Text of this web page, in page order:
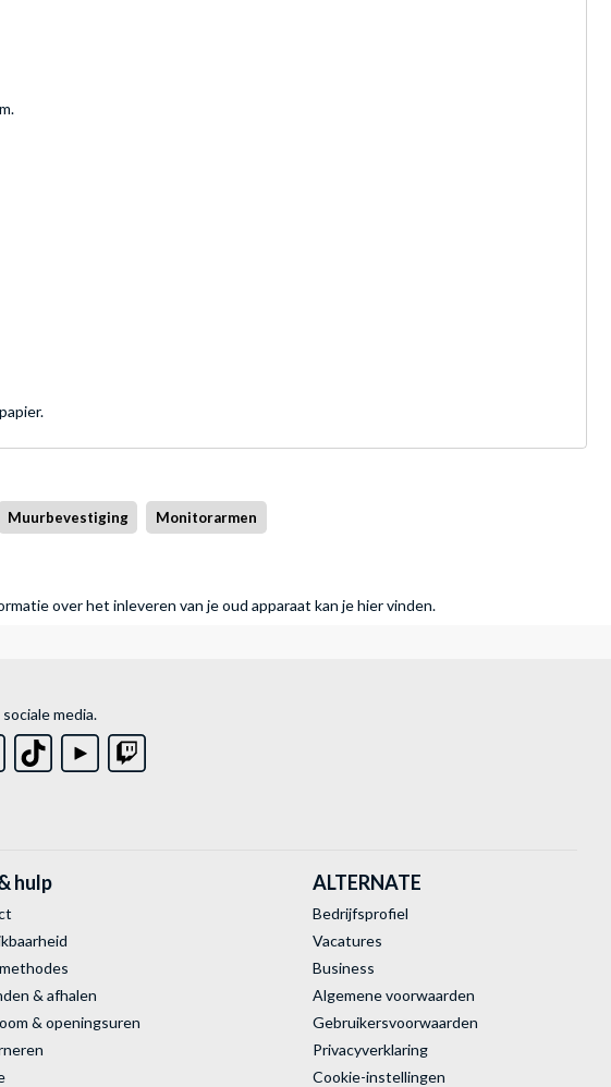
Muurbevestiging Monitorarmen
over het inleveren van je oud apparaat kan je hier vinden.
media.
hulp
& afhalen
& openingsuren
ALTERNATE
Bedrijfsprofiel
Vacatures
Business
Algemene voorwaarden
Gebruikersvoorwaarden
Privacyverklaring
Cookie-instellingen